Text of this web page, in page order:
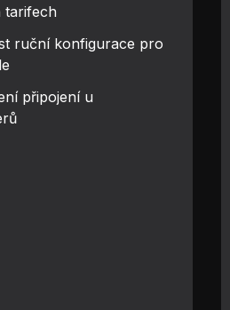
tarifech
ruční konfigurace pro
připojení u